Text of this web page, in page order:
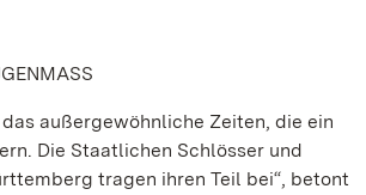
außergewöhnliche Zeiten, die ein
Die Staatlichen Schlösser und
tragen ihren Teil bei“, betont